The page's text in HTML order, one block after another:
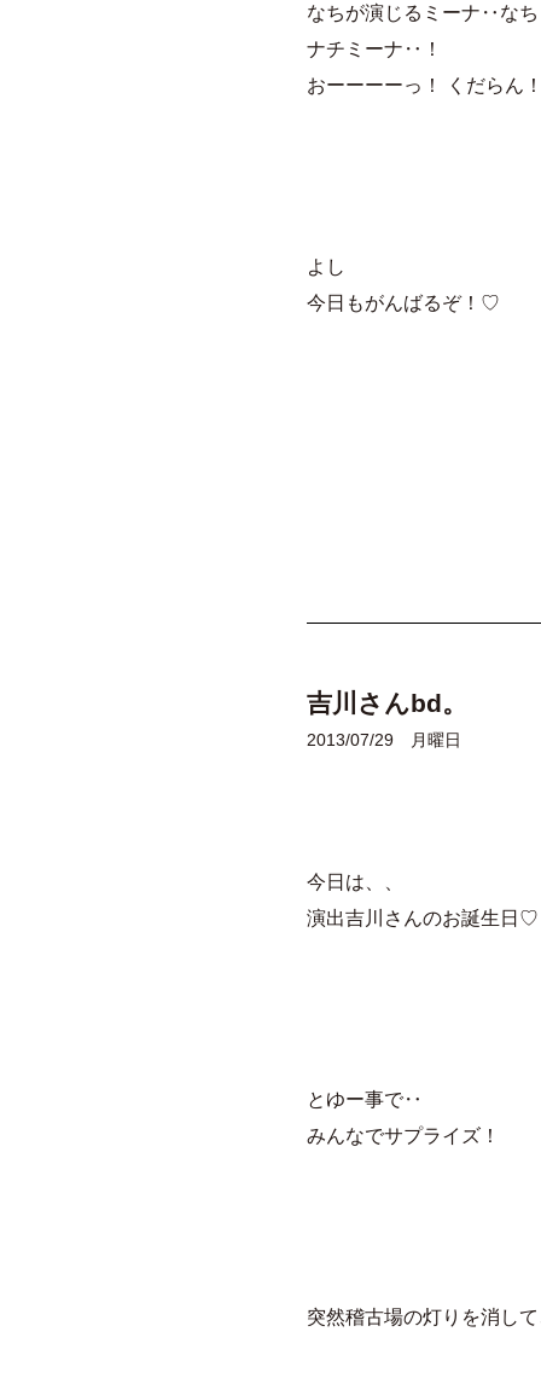
なちが演じるミーナ‥な
ナチミーナ‥！
おーーーーっ！ くだらん
よし
今日もがんばるぞ！♡
吉川さんbd。
2013/07/29 月曜日
今日は、、
演出吉川さんのお誕生日♡
とゆー事で‥
みんなでサプライズ！
突然稽古場の灯りを消し